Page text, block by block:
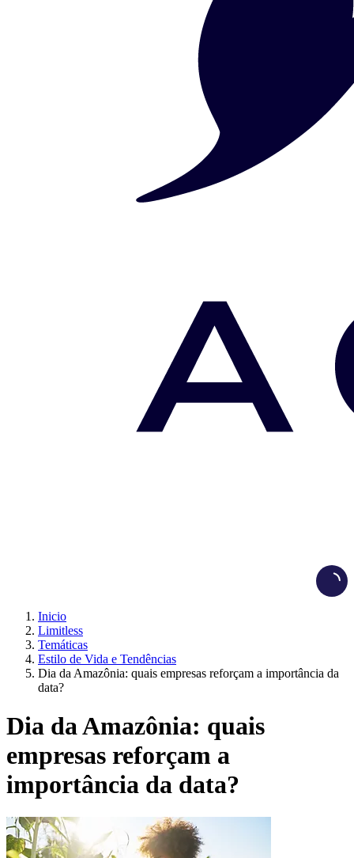
Inicio
Limitless
Temáticas
Estilo de Vida e Tendências
Dia da Amazônia: quais empresas reforçam a importância da
data?
Dia da Amazônia: quais
empresas reforçam a
importância da data?